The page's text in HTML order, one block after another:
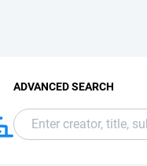
ADVANCED SEARCH